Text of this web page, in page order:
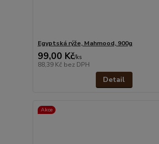
Egyptská rýže, Mahmood, 900g
99,00 Kč/ks
88,39 Kč bez DPH
Detail
Akce